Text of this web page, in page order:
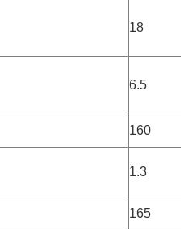
18
6.5
160
1.3
165